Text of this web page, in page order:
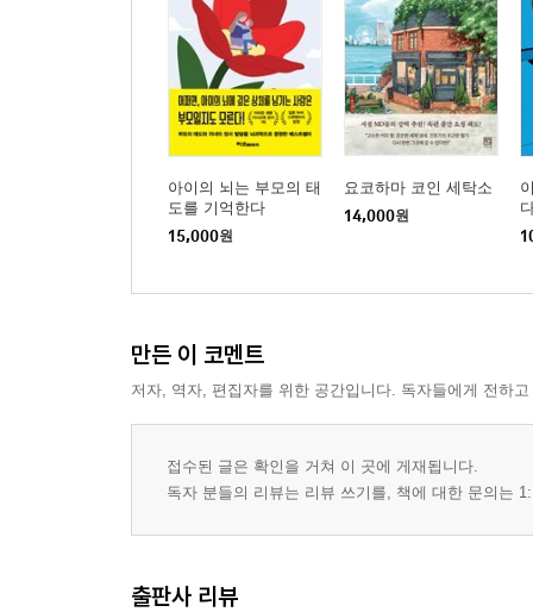
아이의 뇌는 부모의 태
도를 기억한다
15,000원
요코하마 코인 세탁소
14,000원
만든 이 코멘트
저자, 역자, 편집자를 위한 공간입니다. 독자들에게 전하
접수된 글은 확인을 거쳐 이 곳에 게재됩니다.
독자 분들의 리뷰는 리뷰 쓰기를, 책에 대한 문의는
출판사 리뷰